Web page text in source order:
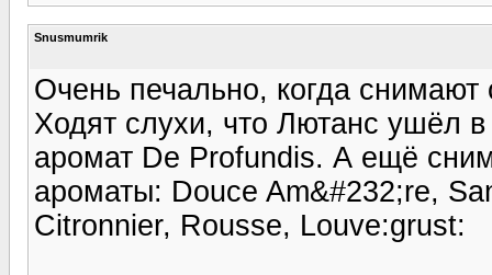
Snusmumrik
Очень печально, когда
Ходят слухи, что Лютанс ушёл
аромат De Profundis. А ещё
ароматы: Douce Am&#232;re,
Citronnier, Rousse, Louve:grust: